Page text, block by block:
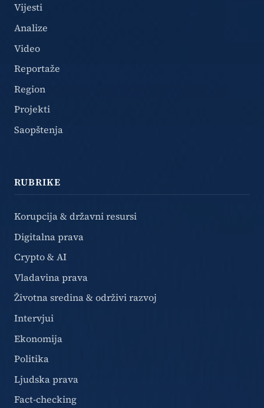
Vijesti
Analize
Video
Reportaže
Region
Projekti
Saopštenja
RUBRIKE
Korupcija & državni resursi
Digitalna prava
Crypto & AI
Vladavina prava
Životna sredina & održivi razvoj
Intervjui
Ekonomija
Politika
Ljudska prava
Fact-checking